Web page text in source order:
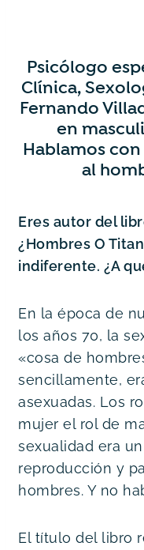
Psicólogo
Clínica,
Fernando
en
Hablamos
al
Eres autor del
¿Hombres O
indiferente. ¿A
En la época de
los años 70, la
«cosa de
sencillamente,
asexuadas. Los
mujer el rol de
sexualidad era
reproducción y
hombres. Y no
El título del libro